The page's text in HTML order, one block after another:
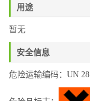
用途
暂无
安全信息
危险运输编码：UN